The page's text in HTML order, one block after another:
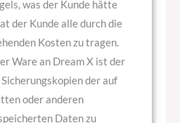
was der Kunde hätte
der Kunde alle durch die
Kosten zu tragen.
Ware an Dream X ist der
der auf
oder anderen
Daten zu